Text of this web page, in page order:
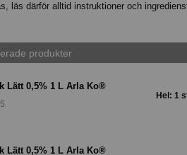
läs därför alltid instruktioner och
produkter
Lätt 0,5% 1 L Arla Ko®
Hel: 1
Lätt 0,5% 1 L Arla Ko®